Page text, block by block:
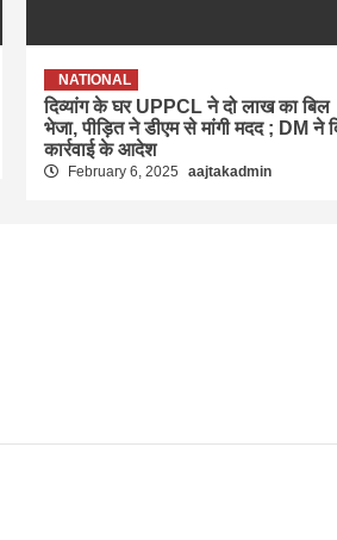
NATIONAL
दिव्यांग के घर UPPCL ने दो लाख का बिल
भेजा, पीड़ित ने डीएम से मांगी मदद ; DM ने
कार्रवाई के आदेश
February 6, 2025 aajtakadmin